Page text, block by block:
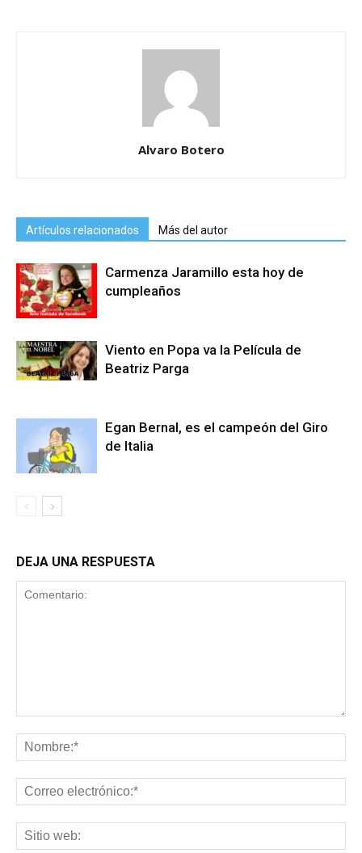
Alvaro Botero
Artículos relacionados Más del autor
Carmenza Jaramillo esta hoy de
cumpleaños
Viento en Popa va la Película de
Beatriz Parga
Egan Bernal, es el campeón del Giro
de Italia
DEJA UNA RESPUESTA